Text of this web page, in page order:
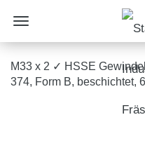
M33 x 2 ✓ HSSE
374, Form B, beschichtet,